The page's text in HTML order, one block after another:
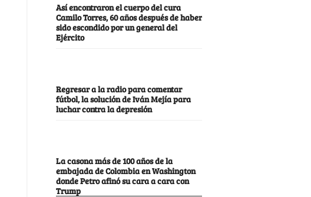
Así encontraron el cuerpo del cura
Camilo Torres, 60 años después de haber
sido escondido por un general del
Ejército
Regresar a la radio para comentar
fútbol, la solución de Iván Mejía para
luchar contra la depresión
La casona más de 100 años de la
embajada de Colombia en Washington
donde Petro afinó su cara a cara con
Trump